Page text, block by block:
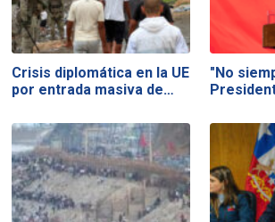
Crisis diplomática en la UE
por entrada masiva de…
"No